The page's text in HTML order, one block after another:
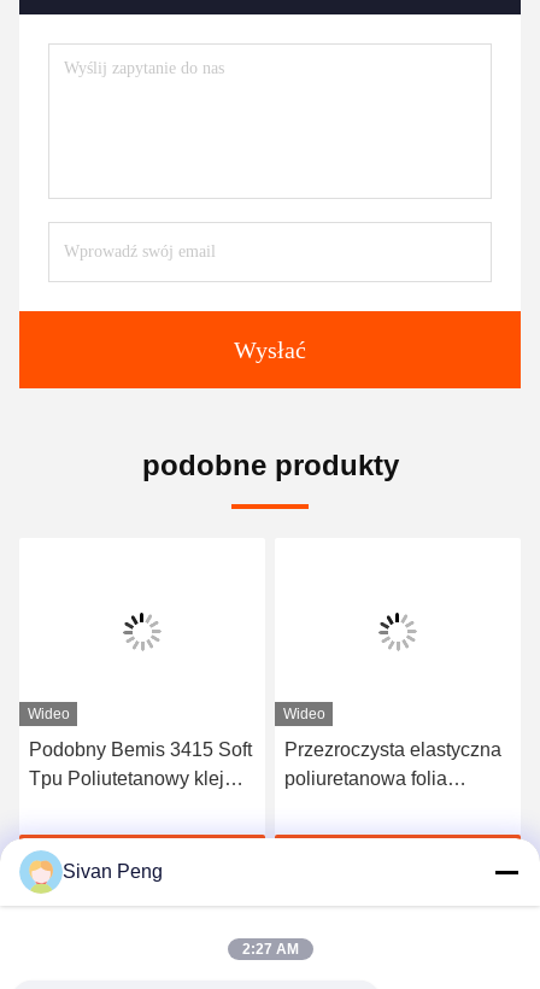
Wysłać
podobne produkty
Wideo
Przezroczysta elastyczna
poliuretanowa folia
Producenci folii klejących
na gorącoPorozmawiaj Teraz
Termoplastyczny materiał
poliuretanowy Tpu Bemis
150 cm Szerokość Folia
Sivan Peng
2:27 AM